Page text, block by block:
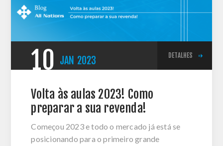
10 JAN 2023 DETALHES
Volta às aulas 2023! Como
preparar a sua revenda!
Começou 2023 e todo o mercado já está se
posicionando para o primeiro grande